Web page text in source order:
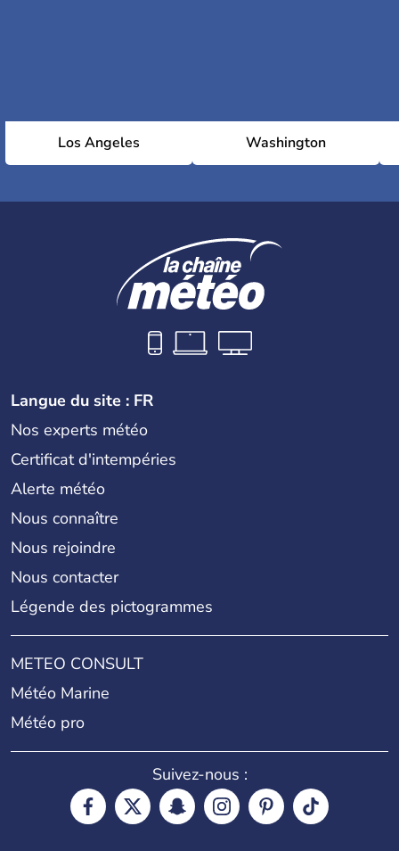
Los Angeles Washington
Langue du site : FR
Nos experts météo
Certificat d'intempéries
Alerte météo
Nous connaître
Nous rejoindre
Nous contacter
Légende des pictogrammes
METEO CONSULT
Météo Marine
Météo pro
Suivez-nous :